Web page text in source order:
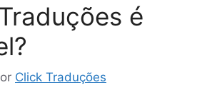
é
Click Traduções